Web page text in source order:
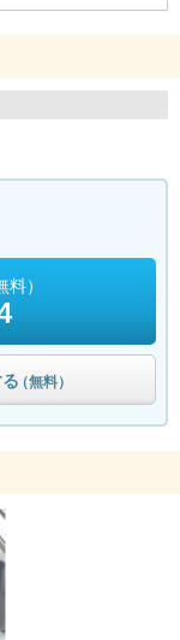
）
（無料）